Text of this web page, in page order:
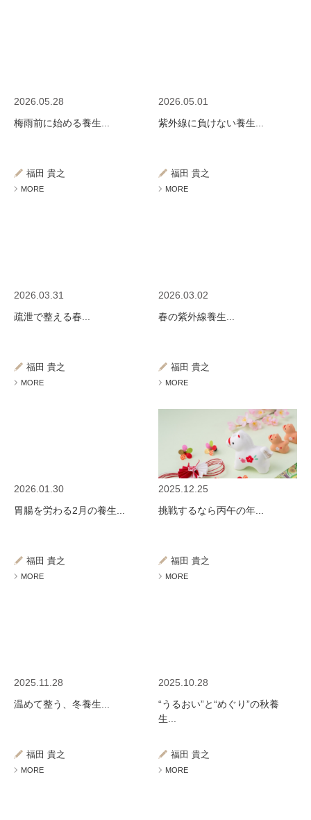
2026.05.28
梅雨前に始める養生...
福田 貴之
MORE
2026.05.01
紫外線に負けない養生...
福田 貴之
MORE
2026.03.31
疏泄で整える春...
福田 貴之
MORE
2026.03.02
春の紫外線養生...
福田 貴之
MORE
2026.01.30
胃腸を労わる2月の養生...
福田 貴之
MORE
2025.12.25
挑戦するなら丙午の年...
福田 貴之
MORE
2025.11.28
温めて整う、冬養生...
福田 貴之
MORE
2025.10.28
“うるおい”と“めぐり”の秋養
生...
福田 貴之
MORE